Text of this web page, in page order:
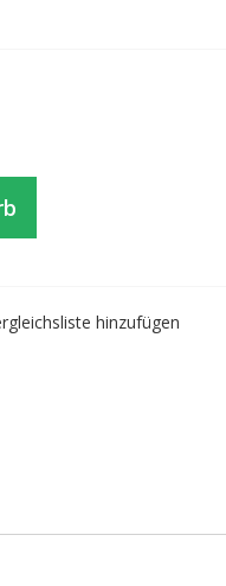
hinzufügen